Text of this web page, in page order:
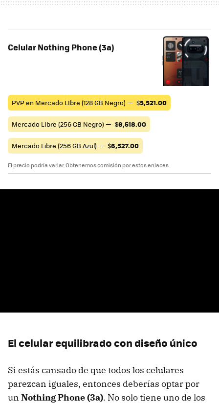
Celular Nothing Phone (3a)
PVP en Mercado LIbre (128 GB Negro) — $5,521.00
Mercado LIbre (256 GB Negro) — $6,518.00
Mercado Libre (256 GB Azul) — $6,527.00
El precio podría variar. Obtenemos comisión por estos enlaces
El celular equilibrado con diseño único
Si estás cansado de que todos los celulares
parezcan iguales, entonces deberías optar por
un Nothing Phone (3a). No solo tiene uno de los